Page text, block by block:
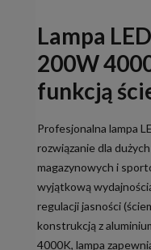
Lampa
200W
funkcją
Profesjonalna lampa
rozwiązanie dla
magazynowych i
wyjątkową
regulacji jasności
konstrukcją z
4000K, lampa